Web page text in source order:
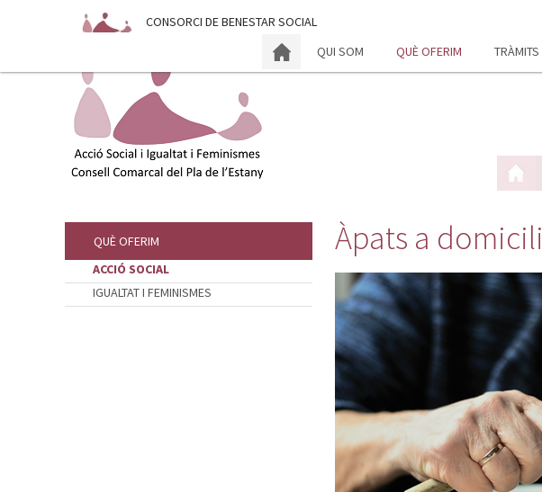
CONSELL COMARCAL DEL PLA DE L'ESTANY
CONSORCI DE BENESTAR SOCIAL
QUI SOM
QUÈ OFERIM TRÀMITS
QUÈ OFERIM
ACCIÓ SOCIAL
IGUALTAT I FEMINISMES
Àpats a domicili